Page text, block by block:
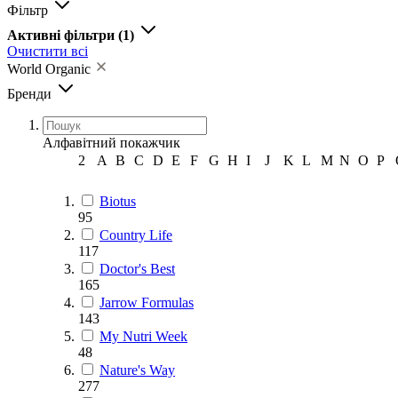
Фільтр
Активні фільтри (1)
Очистити всі
World Organic
Бренди
Алфавітний покажчик
2
A B C D E F G H I J K L M N O P
Biotus
95
Country Life
117
Doctor's Best
165
Jarrow Formulas
143
My Nutri Week
48
Nature's Way
277